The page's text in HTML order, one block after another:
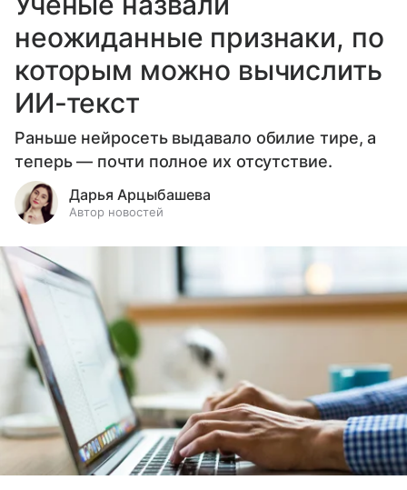
неожиданные признаки, по
которым можно вычислить
ИИ-текст
Раньше нейросеть выдавало обилие тире, а
теперь — почти полное их отсутствие.
Дарья Арцыбашева
Автор новостей